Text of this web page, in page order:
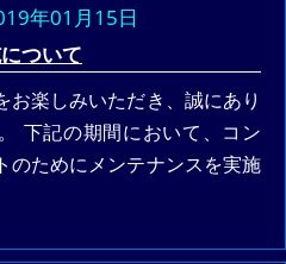
年01月15日
ついて
お楽しみいただき、誠にあり
下記の期間において、コン
のためにメンテナンスを実施